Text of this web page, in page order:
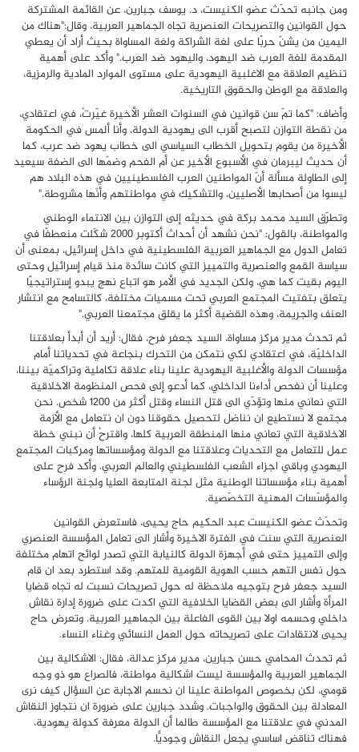
ومن جانبه تحدّث عضو الكنيست، د. يوسف جبارين، عن القائمة المشتركة
حول القوانين والتصريحات العنصرية تجاه الجماهير العربية، وقال:"هناك من
اليمين من يشنّ حربًا على لغة الشراكة ولغة المساواة بحيث أراد أن يعطي
المقدمة للغة العرب ضد اليهود، واليهود ضد العرب".وأكد على أهمية
تنظيم العلاقة مع الاغلبية اليهودية على مستوى الموارد المادية والرمزية،
والعلاقة مع الوطن والحقوق التاريخية.
وأضاف: "كما تمّ سن قوانين في السنوات العشر الأخيرة غيّرتْ، في اعتقادي،
من نقطة التوازن لتصبح أقرب الى يهودية الدولة، وأنا ألمس في الحكومة
الأخيرة من يقوم بتحويل الخطاب السياسي الى خطاب يهود ضد عرب، كما
أن حديث ليبرمان في الأسبوع الأخير عن أم الفحم وضمّها الى الضفة سيعيد
إلى الطاولة مسألة أنّ المواطنين العرب الفلسطينيين في هذه البلاد هم
ليسوا من أصحابها الأصليين، والتشكيك في مواطنتهم وأنّها مشروطة".
وتطرّق السيد محمد بركة في حديثه إلى التوازن بين الانتماء الوطني
والمواطنة، بالقول: "نحن نشهد أن أحداث أكتوبر 2000 شكّلت منعطفًا في
تعامل الدول مع الجماهير العربية الفلسطينية في داخل إسرائيل، بمعنى أن
سياسة القمع والعنصرية والتمييز التي كانت سائدة منذ قيام إسرائيل وحتى
اليوم بقيت كما هي، ولكن الجديد في الأمر هو اتباع نهج يبدو إستراتيجيًا
يتعلق بتفتيت المجتمع العربي تحت مسميات مختلفة، كالتسامح مع انتشار
العنف والجريمة، وهذه القضية أكثر ما يقلق مجتمعنا العربي".
ثم تحدث مدير مركز مساواة، السيد جعفر فرح، فقال: أريد أن أبدأ بعلاقتنا
الداخليّة، في اعتقادي لكي نتمكن من التحرك بنجاعة في تحدياتنا أمام
مؤسسات الدولة والأغلبية اليهودية علينا بناء علاقة تكاملية وتراكميّة بيننا،
وعلينا أن نفحص أداءنا الداخلي، كما أدعو إلى فحص المنظومة الاخلاقية
التي نعاني منها وتؤدّي الى قتل النساء وقتل أكثر من 1200 شخص. نحن
مجتمع لا نستطيع ان نناضل لتحصيل حقوقنا دون ان نتعامل مع الأزمة
الاخلاقية التي تعاني منها المنطقة العربية كلها، واقترحُ أن نبني خطة
عمل للتعامل مع التحديات وعلاقتنا مع الدولة ومؤسساتها ومركبات المجتمع
اليهودي وباقي اجزاء الشعب الفلسطيني والعالم العربي. وأكد فرح على
أهمية بناء مؤسساتنا الوطنية مثل لجنة المتابعة العليا ولجنة الرؤساء
والمؤسّسات المهنية التخصّصية.
وتحدّث عضو الكنيست عبد الحكيم حاج يحيى، فاستعرض القوانين
العنصرية التي سنت في الفترة الاخيرة وأشار الى تعامل المؤسسة العنصري
وإلى التمييز حتى في أجهزة الدولة كالنيابة التي تصدر لوائح اتهام مختلفة
حول نفس التهم حسب الهوية القومية للمتهم. وقد استطرد بعد ان قام
السيد جعفر فرح بتوجيه ملاحظة له حول تصريحات نسبت له تجاه قضايا
المرأة وأشار الى بعض القضايا الخلافية التي اكدت على ضرورة إدارة نقاش
داخلي وحسمه اولا بين القوى الفاعلة بين الجماهير العربية. وتعرض حاج
يحيى لانتقادات على تصريحاته حول العمل النسائي وغناء النساء.
ثم تحدث المحامي حسن جبارين، مدير مركز عدالة، فقال: الاشكالية بين
الجماهير العربية والمؤسسة ليست اشكالية مواطنة، فالصراع هو ذو وجه
قومي، لكن بخصوص المواطنة علينا ان نحسم الاجابة عن السؤال كيف نرى
المعادلة بين الحقوق والواجبات. وشدد جبارين على ضرورة ان نتجاوز النقاش
المدني في علاقتنا مع المؤسسة طالما أن الدولة معرفة كدولة يهودية،
فهناك تناقض اساسي يجعل النقاش وجوديًّا.